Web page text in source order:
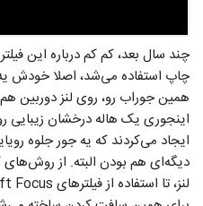
چند سال بعد، کم کم درباره این
چاپ استفاده می‌شد، اصلا خودش
همین جوراب رو، روی لنز دوربین
اینجوری یک هاله درخشان زیبایی
ایجاد می‌کردند که یه جور جلوه
دیگه‌ای هم بودن البته. از